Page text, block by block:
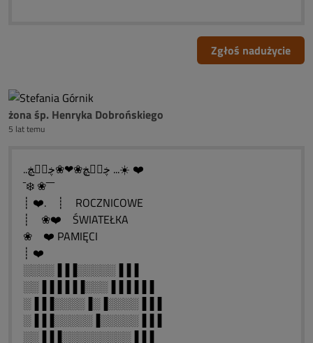
Zgłoś nadużycie
żona śp. Henryka Dobrońskiego
5 lat temu
..ڿڰۣڿ❀❤❀ڿڰۣڿ ...☀️ ❤️
¯❄️ ❀¯¯¯
┊ ❤️. ┊ ROCZNICOWE
┊ ❀❤️ ŚWIATEŁKA
❀ ❤️ PAMIĘCI
┊ ❤️
░░░░▐▐▐░░░░░▐▐▐
░░▐▐▐▐▐▐░░░▐▐▐▐▐▐
░▐▐▐░░░░▐░▐░░░░▐▐▐
░▐▐▐░░░░░▐░░░░░▐▐▐
░░▐▐▐░░░░░░░░░▐▐▐